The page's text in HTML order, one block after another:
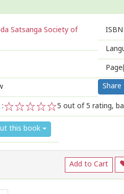
Satsanga Society of
ISBN
5
4
3
2
1
5 out of 5 rating,
this book
Add to Cart